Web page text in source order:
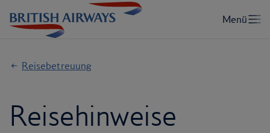
Reisebetreuung
Reisehinweise